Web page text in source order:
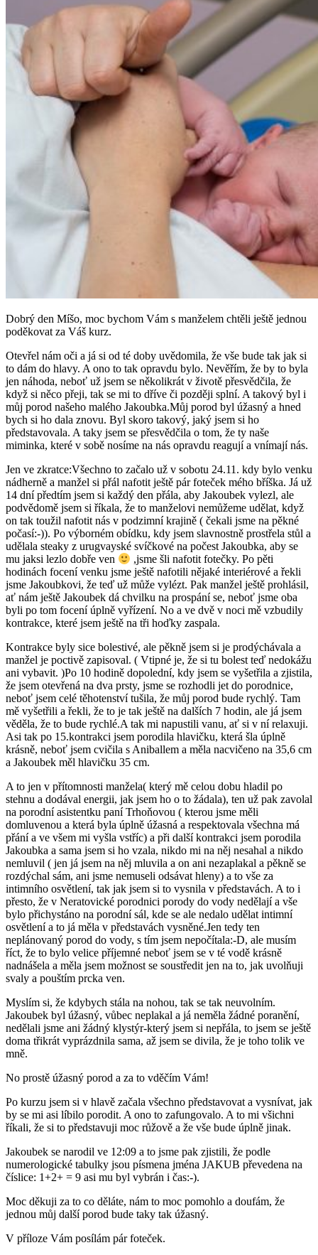
Dobrý den Míšo, moc bychom Vám s manželem chtěli ještě jednou
poděkovat za Váš kurz.
Otevřel nám oči a já si od té doby uvědomila, že vše bude tak jak si
to dám do hlavy. A ono to tak opravdu bylo. Nevěřím, že by to byla
jen náhoda, neboť už jsem se několikrát v životě přesvědčila, že
když si něco přeji, tak se mi to dříve či později splní. A takový byl i
můj porod našeho malého Jakoubka.Můj porod byl úžasný a hned
bych si ho dala znovu. Byl skoro takový, jaký jsem si ho
představovala. A taky jsem se přesvědčila o tom, že ty naše
miminka, které v sobě nosíme na nás opravdu reagují a vnímají nás.
Jen ve zkratce:Všechno to začalo už v sobotu 24.11. kdy bylo venku
nádherně a manžel si přál nafotit ještě pár foteček mého bříška. Já už
14 dní předtím jsem si každý den přála, aby Jakoubek vylezl, ale
podvědomě jsem si říkala, že to manželovi nemůžeme udělat, když
on tak toužil nafotit nás v podzimní krajině ( čekali jsme na pěkné
počasí:-)). Po výborném obídku, kdy jsem slavnostně prostřela stůl a
udělala steaky z urugvayské svíčkové na počest Jakoubka, aby se
mu jaksi lezlo dobře ven
,jsme šli nafotit fotečky. Po pěti
hodinách focení venku jsme ještě nafotili nějaké interiérové a řekli
jsme Jakoubkovi, že teď už může vylézt. Pak manžel ještě prohlásil,
ať nám ještě Jakoubek dá chvilku na prospání se, neboť jsme oba
byli po tom focení úplně vyřízení. No a ve dvě v noci mě vzbudily
kontrakce, které jsem ještě na tři hoďky zaspala.
Kontrakce byly sice bolestivé, ale pěkně jsem si je prodýchávala a
manžel je poctivě zapisoval. ( Vtipné je, že si tu bolest teď nedokážu
ani vybavit. )Po 10 hodině dopolední, kdy jsem se vyšetřila a zjistila,
že jsem otevřená na dva prsty, jsme se rozhodli jet do porodnice,
neboť jsem celé těhotenství tušila, že můj porod bude rychlý. Tam
mě vyšetřili a řekli, že to je tak ještě na dalších 7 hodin, ale já jsem
věděla, že to bude rychlé.A tak mi napustili vanu, ať si v ní relaxuji.
Asi tak po 15.kontrakci jsem porodila hlavičku, která šla úplně
krásně, neboť jsem cvičila s Aniballem a měla nacvičeno na 35,6 cm
a Jakoubek měl hlavičku 35 cm.
A to jen v přítomnosti manžela( který mě celou dobu hladil po
stehnu a dodával energii, jak jsem ho o to žádala), ten už pak zavolal
na porodní asistentku paní Trhoňovou ( kterou jsme měli
domluvenou a která byla úplně úžasná a respektovala všechna má
přání a ve všem mi vyšla vstříc) a při další kontrakci jsem porodila
Jakoubka a sama jsem si ho vzala, nikdo mi na něj nesahal a nikdo
nemluvil ( jen já jsem na něj mluvila a on ani nezaplakal a pěkně se
rozdýchal sám, ani jsme nemuseli odsávat hleny) a to vše za
intimního osvětlení, tak jak jsem si to vysnila v představách. A to i
přesto, že v Neratovické porodnici porody do vody nedělají a vše
bylo přichystáno na porodní sál, kde se ale nedalo udělat intimní
osvětlení a to já měla v představách vysněné.Jen tedy ten
neplánovaný porod do vody, s tím jsem nepočítala:-D, ale musím
říct, že to bylo velice příjemné neboť jsem se v té vodě krásně
nadnášela a měla jsem možnost se soustředit jen na to, jak uvolňuji
svaly a pouštím prcka ven.
Myslím si, že kdybych stála na nohou, tak se tak neuvolním.
Jakoubek byl úžasný, vůbec neplakal a já neměla žádné poranění,
nedělali jsme ani žádný klystýr-který jsem si nepřála, to jsem se ještě
doma třikrát vyprázdnila sama, až jsem se divila, že je toho tolik ve
mně.
No prostě úžasný porod a za to vděčím Vám!
Po kurzu jsem si v hlavě začala všechno představovat a vysnívat, jak
by se mi asi líbilo porodit. A ono to zafungovalo. A to mi všichni
říkali, že si to představuji moc růžově a že vše bude úplně jinak.
Jakoubek se narodil ve 12:09 a to jsme pak zjistili, že podle
numerologické tabulky jsou písmena jména JAKUB převedena na
číslice: 1+2+ = 9 asi mu byl vybrán i čas:-).
Moc děkuji za to co děláte, nám to moc pomohlo a doufám, že
jednou můj další porod bude taky tak úžasný.
V příloze Vám posílám pár foteček.